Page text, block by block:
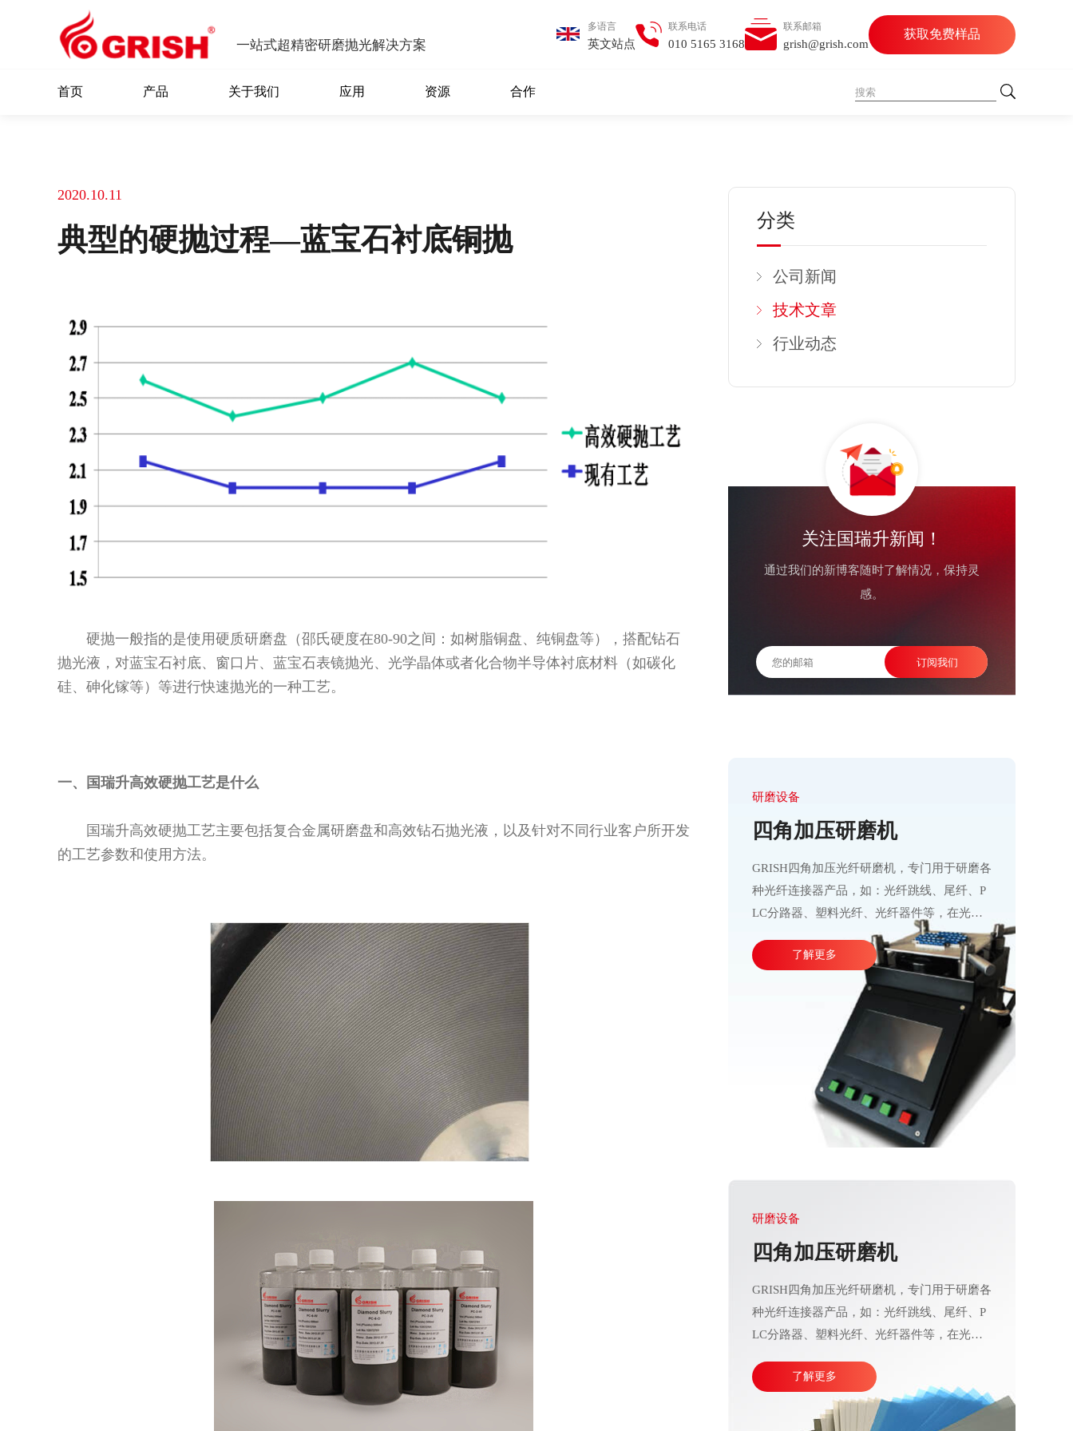
一站式超精密研磨抛光解决方案
多语言
英文站点
联系电话
010 5165 3168
联系邮箱
grish@grish.com
获取免费样品
首页 产品 关于我们 应用 资源 合作
2020.10.11
典型的硬抛过程—蓝宝石衬底铜抛
硬抛一般指的是使用硬质研磨盘（邵氏硬度在80-90之间：如树脂铜盘、纯铜盘等），搭配钻石
抛光液，对蓝宝石衬底、窗口片、蓝宝石表镜抛光、光学晶体或者化合物半导体衬底材料（如碳化
硅、砷化镓等）等进行快速抛光的一种工艺。
一、国瑞升高效硬抛工艺是什么
国瑞升高效硬抛工艺主要包括复合金属研磨盘和高效钻石抛光液，以及针对不同行业客户所开发
的工艺参数和使用方法。
分类
公司新闻
技术文章
行业动态
关注国瑞升新闻！
通过我们的新博客随时了解情况，保持灵
感。
研磨设备
四角加压研磨机
GRISH四角加压光纤研磨机，专门用于研磨各
种光纤连接器产品，如：光纤跳线、尾纤、P
LC分路器、塑料光纤、光纤器件等，在光通
信行业应用十分广泛。产品加工精度高、操作
运行稳定，直观的大屏幕设计可使参数调整更
加方便快捷。目前比较成熟的产线加工方式主
要由四台或五台光纤研磨机，再配合各种规格
的PC、APC、UPC等研磨夹具组成。
了解更多
研磨设备
四角加压研磨机
GRISH四角加压光纤研磨机，专门用于研磨各
种光纤连接器产品，如：光纤跳线、尾纤、P
LC分路器、塑料光纤、光纤器件等，在光通
运行稳定，直观的大屏幕设计可使参数调整更
加方便快捷。目前比较成熟的产线加工方式主
要由四台或五台光纤研磨机，再配合各种规格
了解更多